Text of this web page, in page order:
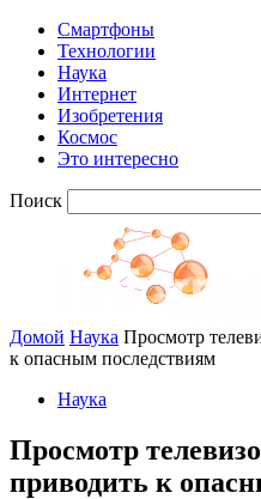
Смартфоны
Технологии
Наука
Интернет
Изобретения
Космос
Это интересно
Поиск
Домой Наука Просмотр
к опасным последствиям
Наука
Просмотр
приводить к